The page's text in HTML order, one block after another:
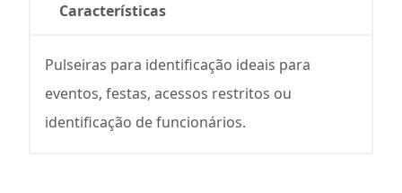
Características
Pulseiras para identificação ideais para
eventos, festas, acessos restritos ou
identificação de funcionários.